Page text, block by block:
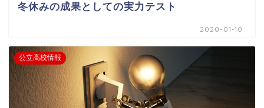
冬休みの成果としての実力テスト
2020-01-10
公立高校情報